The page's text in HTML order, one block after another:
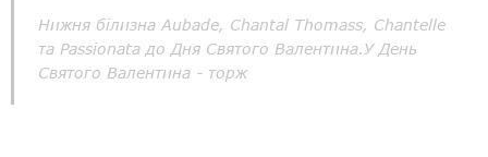
Нижня білизна Aubade, Chantal Thomass, Chantelle
та Passionata до Дня Святого Валентина.У День
Святого Валентина - торж